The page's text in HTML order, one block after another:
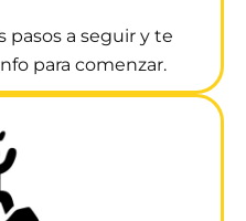
pasos a seguir y te
para comenzar.